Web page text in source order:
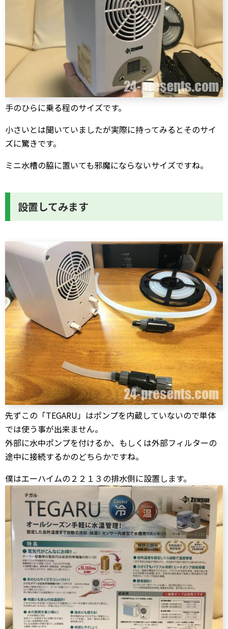
手のひらに乗る程のサイズです。
小さいとは聞いていましたが実際に持ってみるとそのサイ
ズに驚きです。
ミニ水槽の脇に置いても邪魔にならないサイズですね。
設置してみます
先ずこの「TEGARU」はポンプを内蔵していないので単体
では使う事が出来ません。
外部に水中ポンプを付けるか、もしくは外部フィルターの
途中に接続するかのどちらかですね。
僕はエーハイムの２２１３の排水側に設置します。